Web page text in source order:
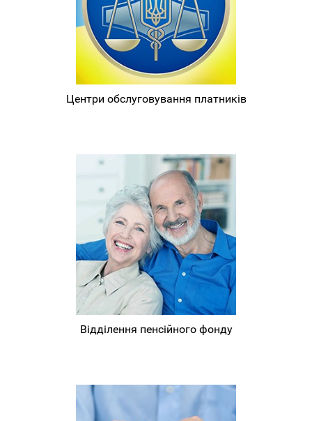
Центри обслуговування платників
Відділення пенсійного фонду